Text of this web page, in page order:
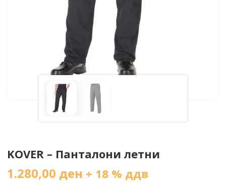
KOVER – Панталони летни
1.280,00 ден + 18 % ддв